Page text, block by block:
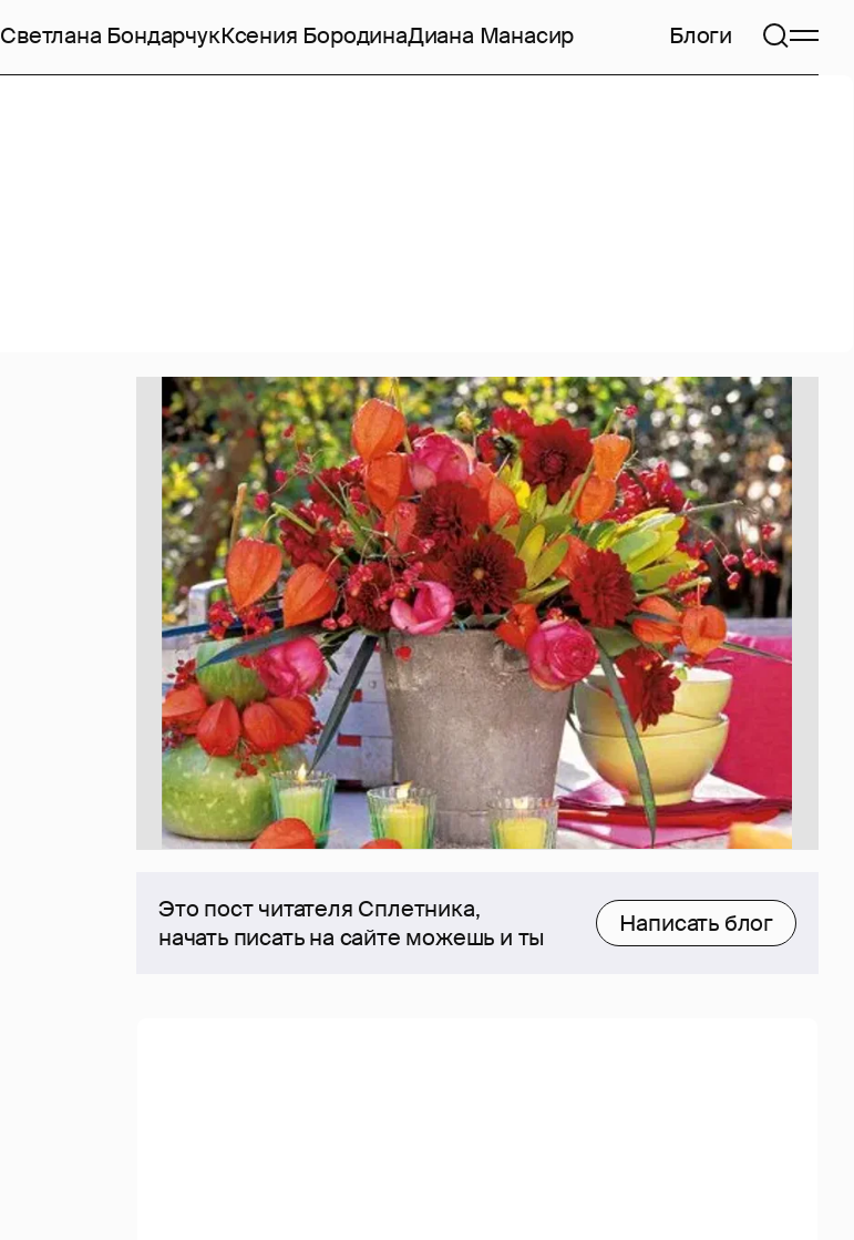
Светлана БондарчукКсения БородинаДиана Манасир Блоги
Это пост читателя Сплетника,
начать писать на сайте можешь и ты
Написать блог